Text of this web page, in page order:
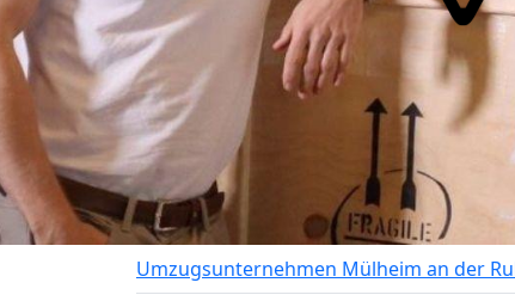
Umzugsunternehmen Mülheim an der